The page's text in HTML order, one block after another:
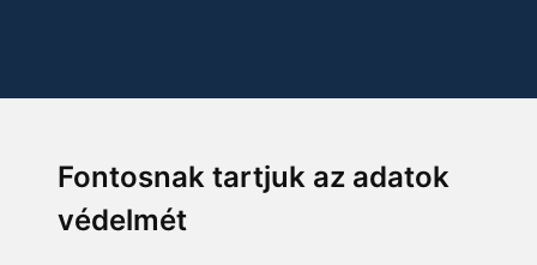
Fontosnak tartjuk az adatok
védelmét